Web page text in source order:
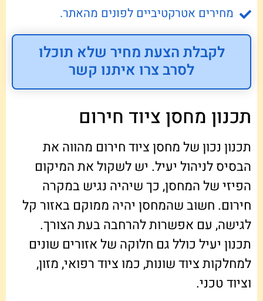
מחירים אטרקטיביים לפונים מהאתר.
לקבלת הצעת מחיר שלא תוכלו
לסרב צרו איתנו קשר
תכנון מחסן ציוד חירום
תכנון נכון של מחסן ציוד חירום מהווה את
הבסיס לניהול יעיל. יש לשקול את המיקום
הפיזי של המחסן, כך שיהיה נגיש במקרה
חירום. חשוב שהמחסן יהיה ממוקם באזור קל
לגישה, עם אפשרות להרחבה בעת הצורך.
תכנון יעיל כולל גם חלוקה של אזורים שונים
למחלקות ציוד שונות, כמו ציוד רפואי, מזון,
וציוד טכני.